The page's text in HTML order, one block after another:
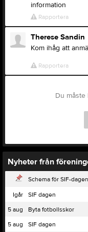
information
Rapportera
Therese Sandin
Kom ihåg att
Rapportera
Du
Nyheter från
Schema för SIF-
Igår
SIF dagen
5 aug
Byta fotbollsskor
5 aug
SIF dagen